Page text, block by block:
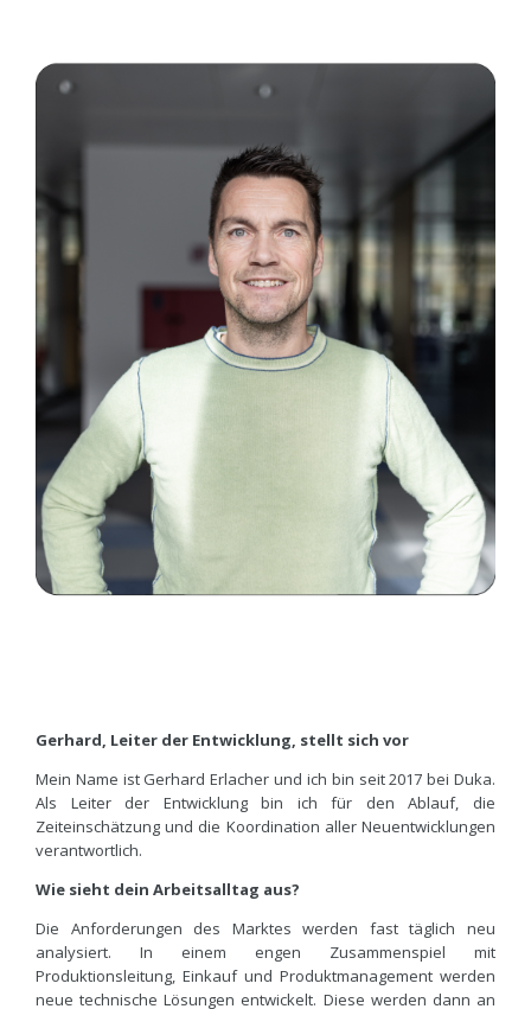
Gerhard, Leiter der Entwicklung, stellt sich vor
Mein Name ist Gerhard Erlacher und ich bin seit 2017 bei Duka.
Als Leiter der Entwicklung bin ich für den Ablauf, die
Zeiteinschätzung und die Koordination aller Neuentwicklungen
verantwortlich.
Wie sieht dein Arbeitsalltag aus?
Die Anforderungen des Marktes werden fast täglich neu
analysiert. In einem engen Zusammenspiel mit
Produktionsleitung, Einkauf und Produktmanagement werden
neue technische Lösungen entwickelt. Diese werden dann an